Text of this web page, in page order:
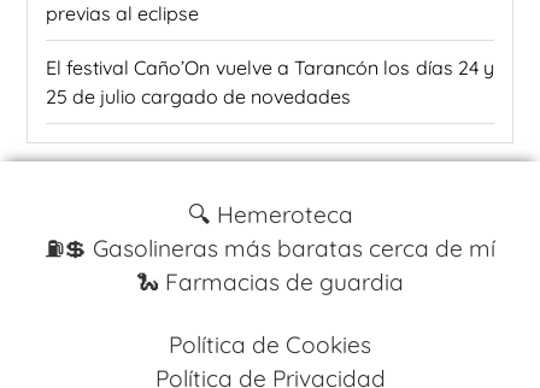
previas al eclipse
El festival Caño’On vuelve a Tarancón los días 24 y
25 de julio cargado de novedades
🔍 Hemeroteca
⛽️💲 Gasolineras más baratas cerca de mí
🐍 Farmacias de guardia
Política de Cookies
Política de Privacidad